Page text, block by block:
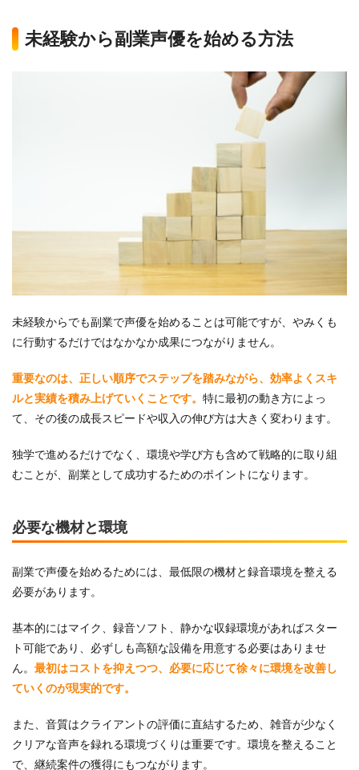
未経験から副業声優を始める方法
未経験からでも副業で声優を始めることは可能ですが、やみくも
に行動するだけではなかなか成果につながりません。
重要なのは、正しい順序でステップを踏みながら、効率よくスキ
ルと実績を積み上げていくことです。 特に最初の動き方によっ
て、その後の成長スピードや収入の伸び方は大きく変わります。
独学で進めるだけでなく、環境や学び方も含めて戦略的に取り組
むことが、副業として成功するためのポイントになります。
必要な機材と環境
副業で声優を始めるためには、最低限の機材と録音環境を整える
必要があります。
基本的にはマイク、録音ソフト、静かな収録環境があればスター
ト可能であり、必ずしも高額な設備を用意する必要はありませ
ん。 最初はコストを抑えつつ、必要に応じて徐々に環境を改善し
ていくのが現実的です。
また、音質はクライアントの評価に直結するため、雑音が少なく
クリアな音声を録れる環境づくりは重要です。環境を整えること
で、継続案件の獲得にもつながります。